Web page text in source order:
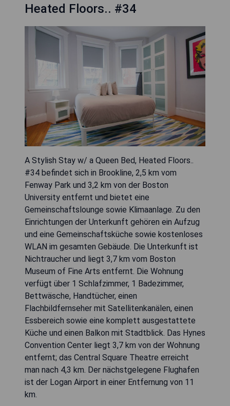
Heated Floors.. #34
A Stylish Stay w/ a Queen Bed, Heated Floors..
#34 befindet sich in Brookline, 2,5 km vom
Fenway Park und 3,2 km von der Boston
University entfernt und bietet eine
Gemeinschaftslounge sowie Klimaanlage. Zu den
Einrichtungen der Unterkunft gehören ein Aufzug
und eine Gemeinschaftsküche sowie kostenloses
WLAN im gesamten Gebäude. Die Unterkunft ist
Nichtraucher und liegt 3,7 km vom Boston
Museum of Fine Arts entfernt. Die Wohnung
verfügt über 1 Schlafzimmer, 1 Badezimmer,
Bettwäsche, Handtücher, einen
Flachbildfernseher mit Satellitenkanälen, einen
Essbereich sowie eine komplett ausgestattete
Küche und einen Balkon mit Stadtblick. Das Hynes
Convention Center liegt 3,7 km von der Wohnung
entfernt; das Central Square Theatre erreicht
man nach 4,3 km. Der nächstgelegene Flughafen
ist der Logan Airport in einer Entfernung von 11
km.